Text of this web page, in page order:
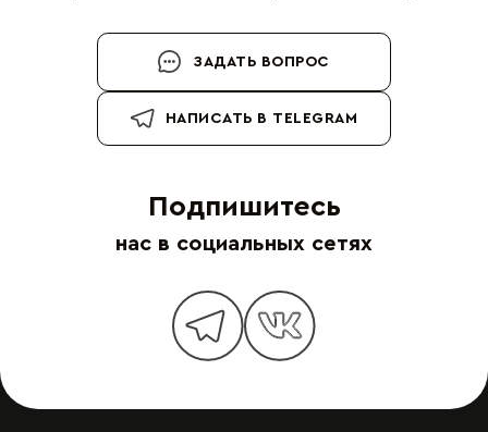
ЗАДАТЬ ВОПРОС
НАПИСАТЬ В TELEGRAM
Подпишитесь
нас в социальных сетях